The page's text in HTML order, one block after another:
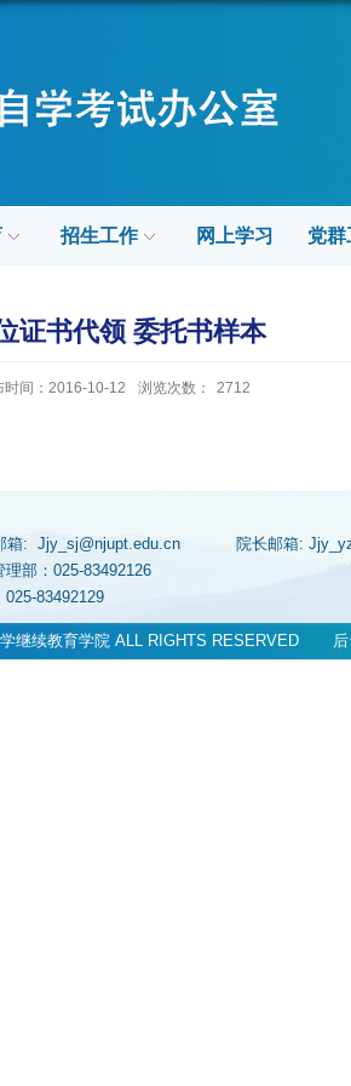
招生工作 网上学习 党群
证书代领 委托书样本
时间：2016-10-12 浏览次数： 2712
箱: Jjy_sj@njupt.edu.cn
院长邮箱:
理部：025-83492126
025-83492129
继续教育学院 ALL RIGHTS RESERVED 后